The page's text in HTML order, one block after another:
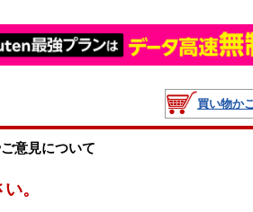
買い物か
意見について
。